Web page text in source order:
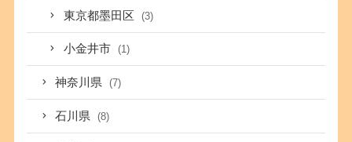
東京都墨田区 (3)
小金井市 (1)
神奈川県 (7)
石川県 (8)